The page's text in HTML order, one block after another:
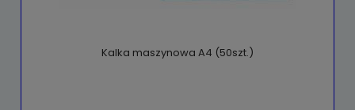
Kalka maszynowa A4 (50szt.)